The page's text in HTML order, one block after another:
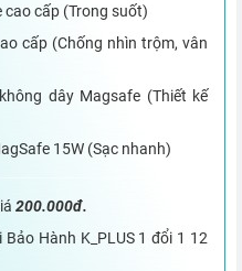
cao cấp (Trong suốt)
cấp (Chống nhìn trộm, vân
dây Magsafe (Thiết kế
15W (Sạc nhanh)
200.000đ.
Hành K_PLUS 1 đổi 1 12